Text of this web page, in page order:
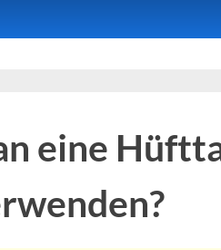
eine